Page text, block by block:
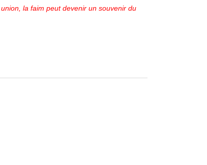
la faim peut devenir un souvenir du